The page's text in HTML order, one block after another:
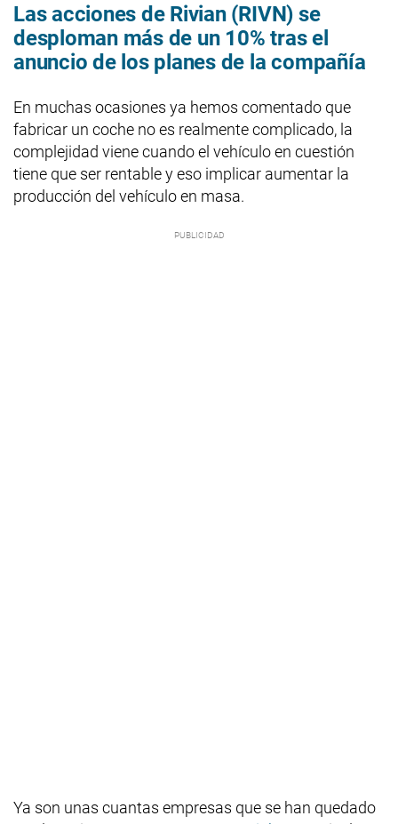
Las acciones de Rivian (RIVN) se
desploman más de un 10% tras el
anuncio de los planes de la compañía
En muchas ocasiones ya hemos comentado que
fabricar un coche no es realmente complicado, la
complejidad viene cuando el vehículo en cuestión
tiene que ser rentable y eso implicar aumentar la
producción del vehículo en masa.
Ya son unas cuantas empresas que se han quedado